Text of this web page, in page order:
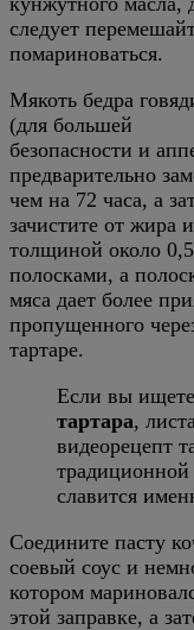
следует
помариноваться.
Мякоть бедра
(для большей
безопасности и
предварительно
чем на 72 часа, а
зачистите от жира
толщиной около
полосками, а
мяса дает более
пропущенного
тартаре.
Если вы ищете
тартара,
видеорецепт
традиционной
славится
Соедините пасту
соевый соус и
котором
этой заправке, а